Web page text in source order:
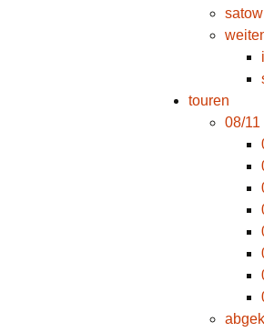
satow
touren
08/11